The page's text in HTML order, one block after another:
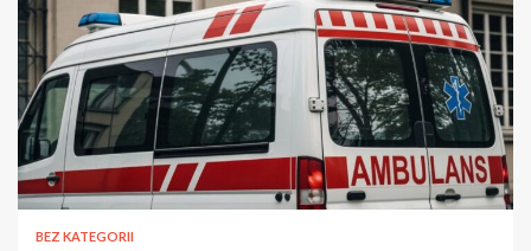
BEZ KATEGORII